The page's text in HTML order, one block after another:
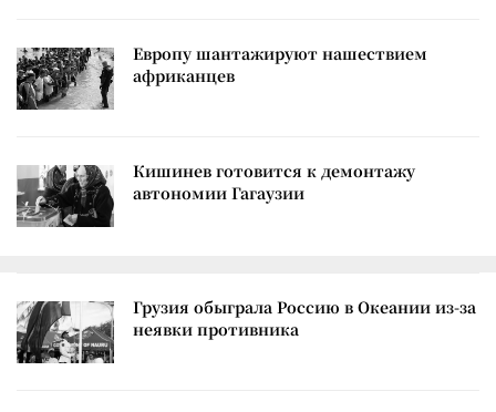
Европу шантажируют нашествием
африканцев
Кишинев готовится к демонтажу
автономии Гагаузии
Грузия обыграла Россию в Океании из-за
неявки противника